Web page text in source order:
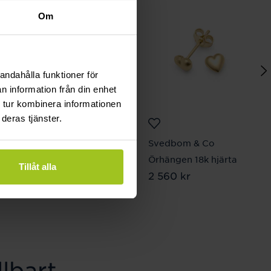
Om
funktioner för
information från din enhet
kombinera informationen
tjänster.
Tillåt alla
Svedbom & Co
Svedbom & Co
Örhängen 18k hjärta
Pris:2 560 kr
2 560 kr